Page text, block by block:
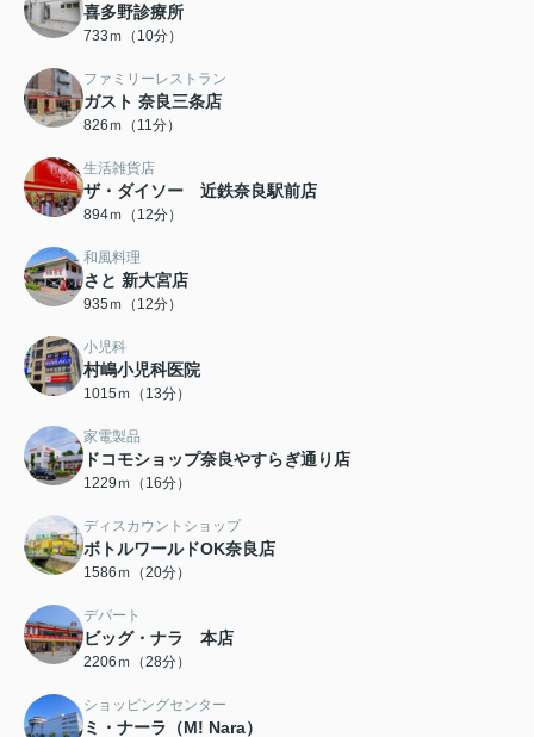
喜多野診療所
733ｍ（10分）
ファミリーレストラン
ガスト 奈良三条店
826ｍ（11分）
生活雑貨店
ザ・ダイソー 近鉄奈良駅前店
894ｍ（12分）
和風料理
さと 新大宮店
935ｍ（12分）
小児科
村嶋小児科医院
1015ｍ（13分）
家電製品
ドコモショップ奈良やすらぎ通り店
1229ｍ（16分）
ディスカウントショップ
ボトルワールドOK奈良店
1586ｍ（20分）
デパート
ビッグ・ナラ 本店
2206ｍ（28分）
ショッピングセンター
ミ・ナーラ（M! Nara）